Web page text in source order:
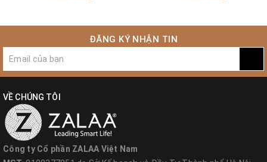
ĐĂNG KÝ NHẬN TIN
VỀ CHÚNG TÔI
Công ty Cổ phần ZALAA Việt Nam